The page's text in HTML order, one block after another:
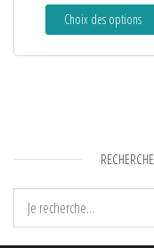
Choix des options
RECHERCHE